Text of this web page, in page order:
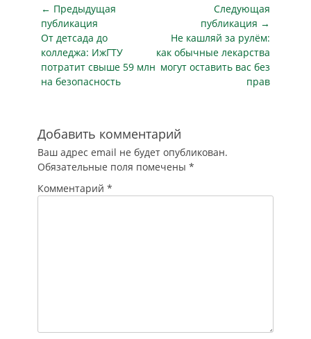
пенсионеров,
находящихся под
влиянием
злоумышленников,
не зная об этом.
Когда продавцы
оспаривают сделку
нередко остаются
без средств и без
жилья. На…
Навигация
по
записям
← Предыдущая
публикация
Предыдущая
публикация
От детсада до
колледжа: ИжГТУ
потратит свыше 59 млн
на безопасность
Следующая
публикация →
Следующая
публикация
Не кашляй за рулём:
как обычные лекарства
могут оставить вас без
прав
Добавить комментарий
Ваш адрес email не будет опубликован.
Обязательные поля помечены *
Комментарий *